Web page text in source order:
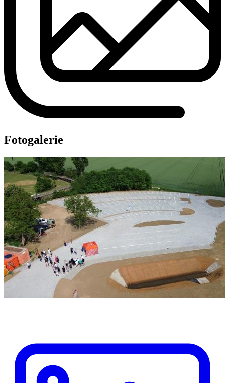
Fotogalerie